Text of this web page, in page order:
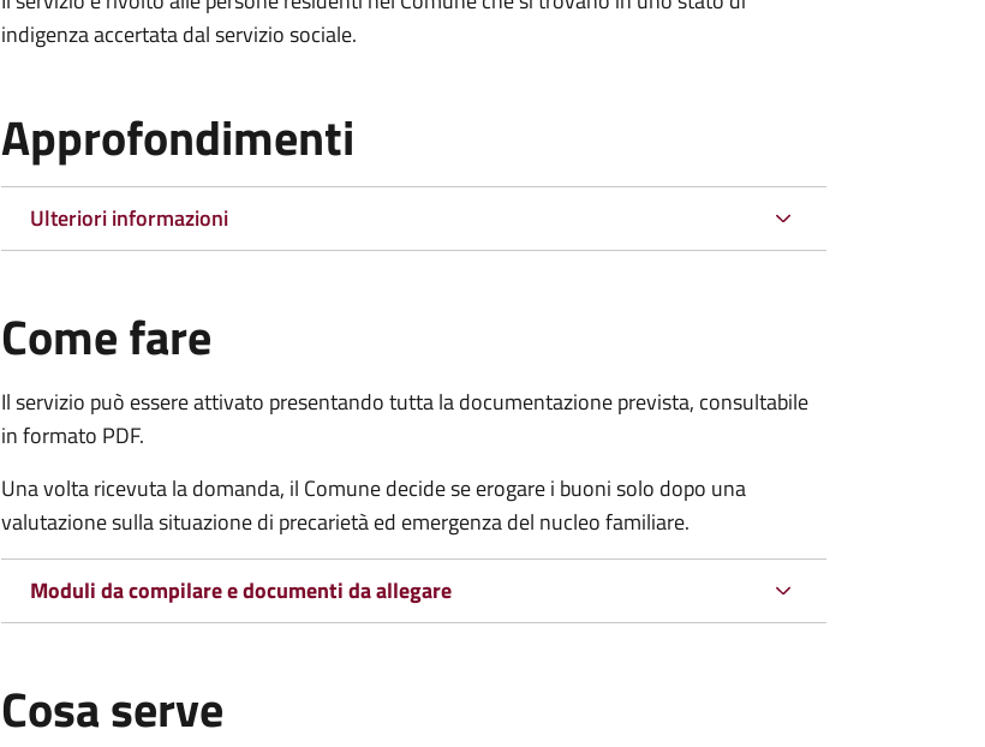
indigenza accertata dal servizio sociale.
Approfondimenti
Ulteriori informazioni
Come fare
Il servizio può essere attivato presentando tutta la documentazione prevista, consultabile
in formato PDF.
Una volta ricevuta la domanda, il Comune decide se erogare i buoni solo dopo una
valutazione sulla situazione di precarietà ed emergenza del nucleo familiare.
Moduli da compilare e documenti da allegare
Cosa serve